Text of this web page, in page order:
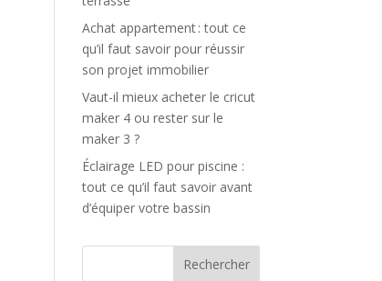
Achat appartement : tout ce
qu’il faut savoir pour réussir
son projet immobilier
Vaut-il mieux acheter le cricut
maker 4 ou rester sur le
maker 3 ?
Éclairage LED pour piscine :
tout ce qu’il faut savoir avant
d’équiper votre bassin